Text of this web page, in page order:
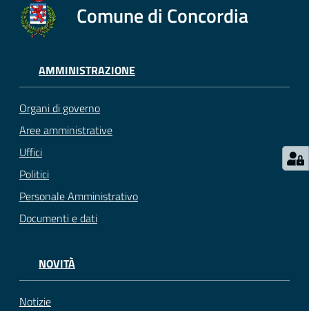
Comune di Concordia
AMMINISTRAZIONE
Organi di governo
Aree amministrative
Uffici
Politici
Personale Amministrativo
Documenti e dati
NOVITÀ
Notizie